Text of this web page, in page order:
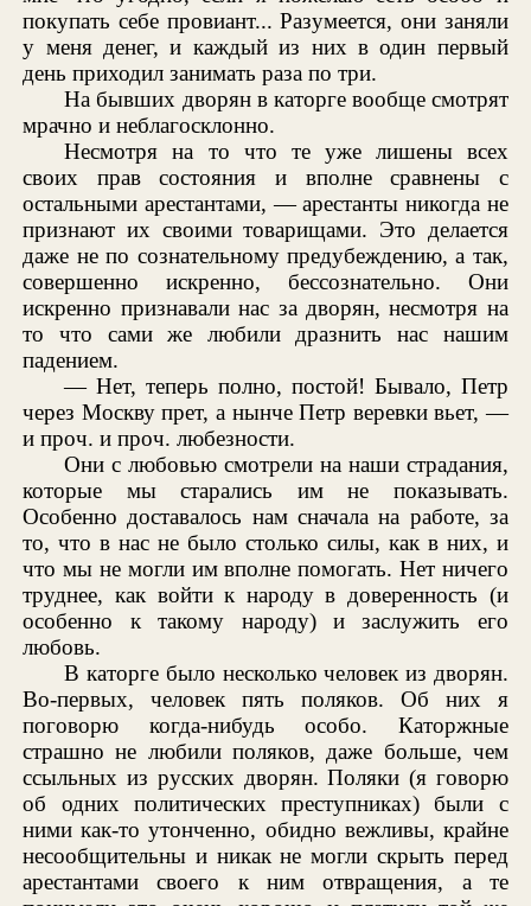
покупать себе провиант... Разумеется, они заняли
у меня денег, и каждый из них в один первый
день приходил занимать раза по три.
На бывших дворян в каторге вообще смотрят
мрачно и неблагосклонно.
Несмотря на то что те уже лишены всех
своих прав состояния и вполне сравнены с
остальными арестантами, — арестанты никогда не
признают их своими товарищами. Это делается
даже не по сознательному предубеждению, а так,
совершенно искренно, бессознательно. Они
искренно признавали нас за дворян, несмотря на
то что сами же любили дразнить нас нашим
падением.
— Нет, теперь полно, постой! Бывало, Петр
через Москву прет, а нынче Петр веревки вьет, —
и проч. и проч. любезности.
Они с любовью смотрели на наши страдания,
которые мы старались им не показывать.
Особенно доставалось нам сначала на работе, за
то, что в нас не было столько силы, как в них, и
что мы не могли им вполне помогать. Нет ничего
труднее, как войти к народу в доверенность (и
особенно к такому народу) и заслужить его
любовь.
В каторге было несколько человек из дворян.
Во-первых, человек пять поляков. Об них я
поговорю когда-нибудь особо. Каторжные
страшно не любили поляков, даже больше, чем
ссыльных из русских дворян. Поляки (я говорю
об одних политических преступниках) были с
ними как-то утонченно, обидно вежливы, крайне
несообщительны и никак не могли скрыть перед
арестантами своего к ним отвращения, а те